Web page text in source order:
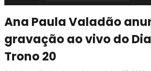
Ana Paula Valadão
gravação ao vivo do
Trono 20